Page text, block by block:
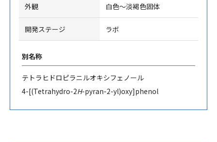
外観 白色～淡褐色固体
開発ステージ ラボ
別名称
テトラヒドロピラニルオキシフェノール
4-[(Tetrahydro-2H-pyran-2-yl)oxy]phenol